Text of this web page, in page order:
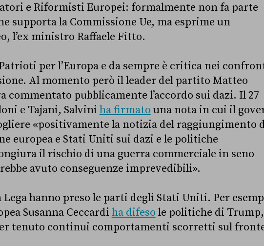
e Riformisti Europei: formalmente non fa parte
supporta la Commissione Ue, ma esprime un
l’ex ministro Raffaele Fitto.
per l’Europa e da sempre è critica nei
Al momento però il leader del partito Matteo
commentato pubblicamente l’accordo sui dazi. Il 27
e Tajani, Salvini ha firmato una nota in cui il
«positivamente la notizia del raggiungimento
europea e Stati Uniti sui dazi e le politiche
il rischio di una guerra commerciale in seno
avuto conseguenze imprevedibili».
hanno preso le parti degli Stati Uniti. Per
Susanna Ceccardi ha difeso le politiche di Trump,
tenuto continui comportamenti scorretti sul